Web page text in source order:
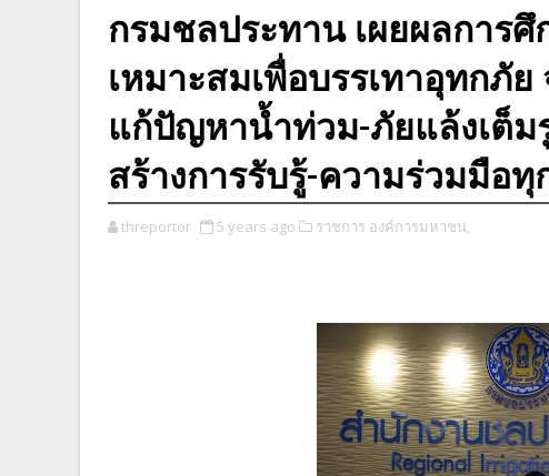
กรมชลประทาน เผยผลการ
เหมาะสมเพื่อบรรเทาอุทกภั
แก้ปัญหาน้ำท่วม-ภัยแล้งเต็
สร้างการรับรู้-ความร่วมมือ
threportor 5 years ago ราชการ องค์การมหาชน,